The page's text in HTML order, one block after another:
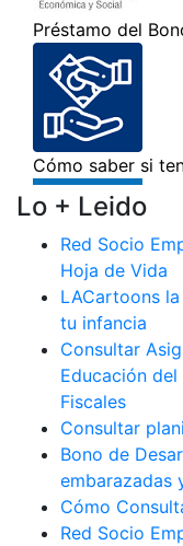
Lo + Leido
Red Socio
Hoja de Vida
LACartoons
tu infancia
Consultar
Educación
Fiscales
Consultar
Bono de
embarazadas
Cómo
Red Socio